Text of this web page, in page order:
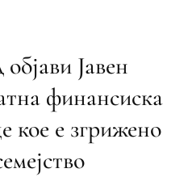
Јавен
финансиска
кое е згрижено